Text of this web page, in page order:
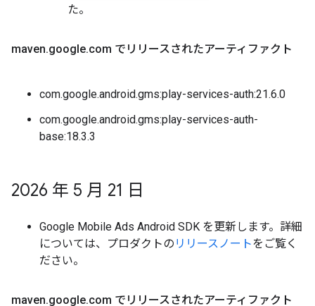
た。
maven.google.com でリリースされたアーティファクト
com.google.android.gms:play-services-auth:21.6.0
com.google.android.gms:play-services-auth-
base:18.3.3
2026 年 5 月 21 日
Google Mobile Ads Android SDK を更新します。詳細
については、プロダクトの リリースノートをご覧く
ださい。
maven.google.com でリリースされたアーティファクト